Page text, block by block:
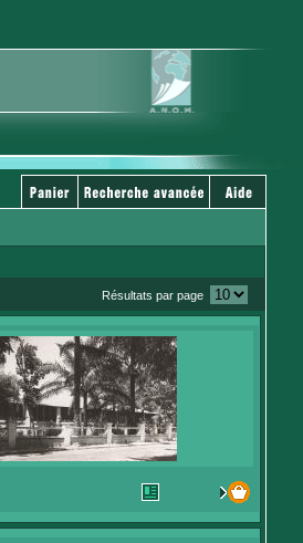
Résultats par page